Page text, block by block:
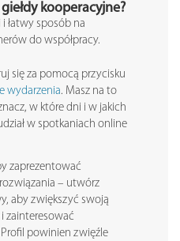
kooperacyjne?
łatwy sposób na
do współpracy.
się za pomocą przycisku
wydarzenia. Masz na to
w które dni i w jakich
w spotkaniach online
zaprezentować
– utwórz
aby zwiększyć swoją
zainteresować
powinien zwięźle